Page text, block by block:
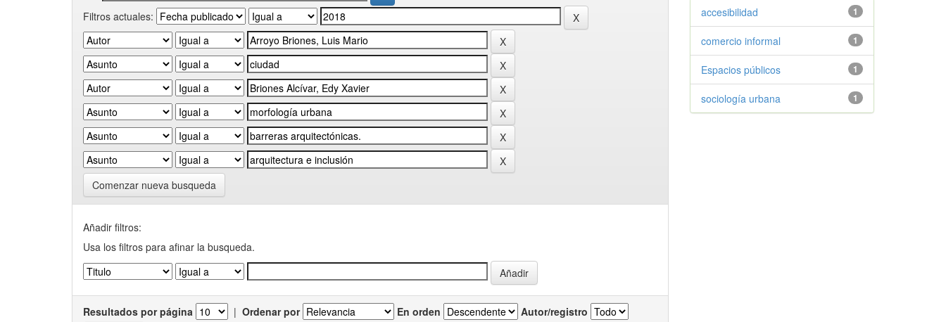
Filtros actuales:
Comenzar nueva busqueda
Añadir filtros:
Usa los filtros para afinar la busqueda.
Resultados por página | Ordenar por En orden Autor/registro
1
accesibilidad
1
comercio informal
1
Espacios públicos
1
sociología urbana